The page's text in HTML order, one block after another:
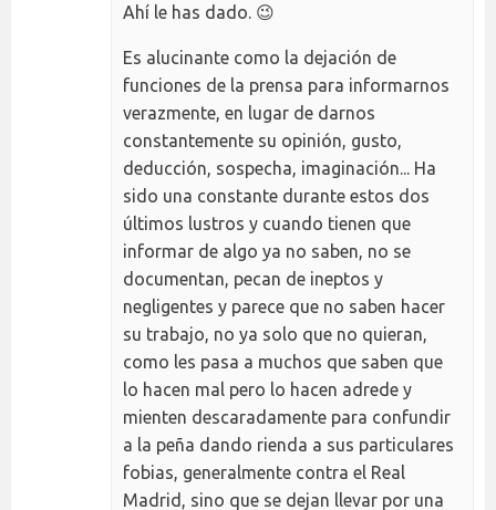
Ahí le has dado. 😉
Es alucinante como la dejación de
funciones de la prensa para informarnos
verazmente, en lugar de darnos
constantemente su opinión, gusto,
deducción, sospecha, imaginación... Ha
sido una constante durante estos dos
últimos lustros y cuando tienen que
informar de algo ya no saben, no se
documentan, pecan de ineptos y
negligentes y parece que no saben hacer
su trabajo, no ya solo que no quieran,
como les pasa a muchos que saben que
lo hacen mal pero lo hacen adrede y
mienten descaradamente para confundir
a la peña dando rienda a sus particulares
fobias, generalmente contra el Real
Madrid, sino que se dejan llevar por una